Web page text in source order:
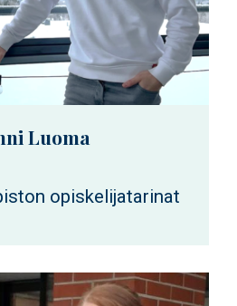
Luoma
opiskelijatarinat